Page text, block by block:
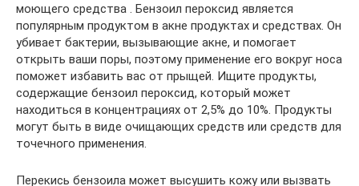
моющего средства . Бензоил пероксид является
популярным продуктом в акне продуктах и средствах. Он
убивает бактерии, вызывающие акне, и помогает
открыть ваши поры, поэтому применение его вокруг носа
поможет избавить вас от прыщей. Ищите продукты,
содержащие бензоил пероксид, который может
находиться в концентрациях от 2,5% до 10%. Продукты
могут быть в виде очищающих средств или средств для
точечного применения.
Перекись бензоила может высушить кожу или вызвать